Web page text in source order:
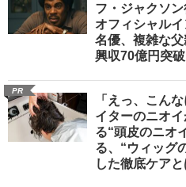
フ・ジャクソ
オフィシャル
名優、複雑な
興収70億円突破
PR
「えっ、こん
イターのニオ
る“頭皮のニオ
る、“ウィッグ
した徹底ケアと